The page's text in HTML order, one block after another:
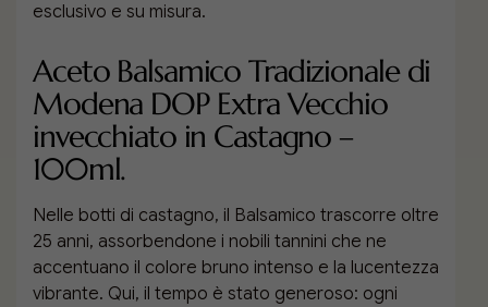
esclusivo e su misura.
Aceto Balsamico Tradizionale di
Modena DOP Extra Vecchio
invecchiato in Castagno –
100ml.
Nelle botti di castagno, il Balsamico trascorre oltre
25 anni, assorbendone i nobili tannini che ne
accentuano il colore bruno intenso e la lucentezza
vibrante. Qui, il tempo è stato generoso: ogni